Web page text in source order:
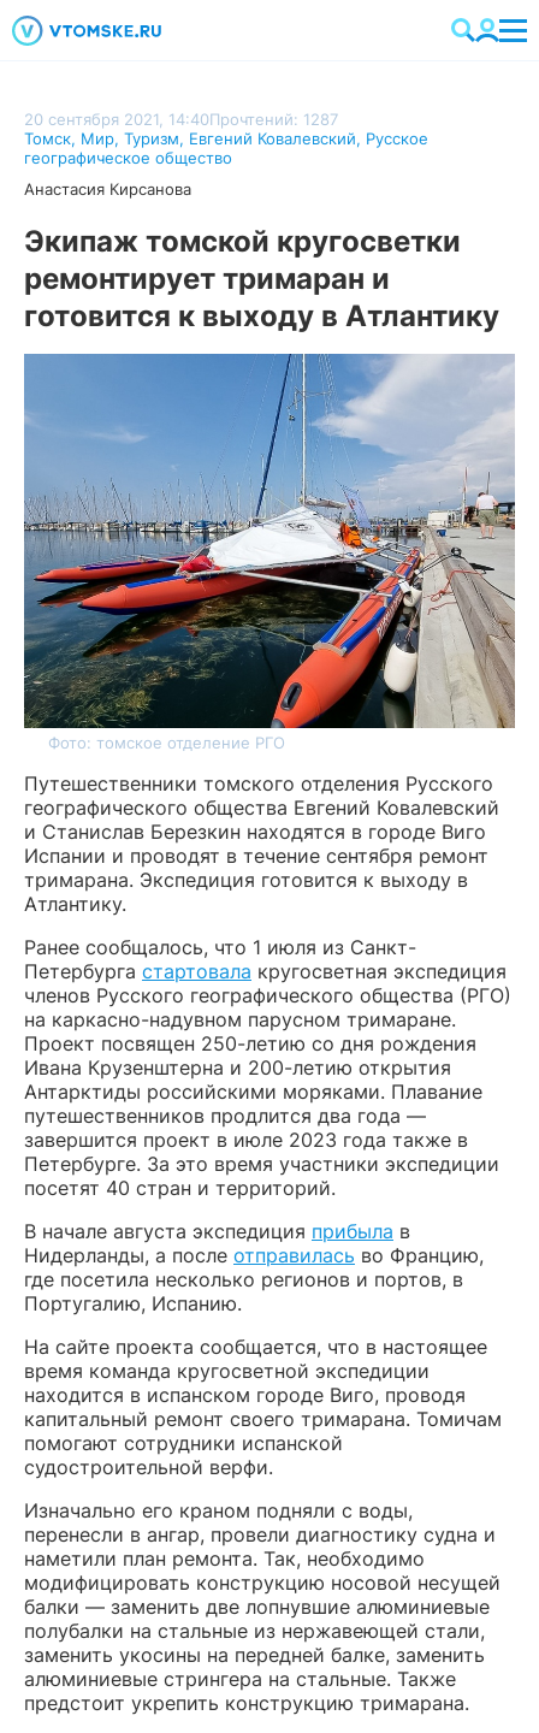
20 сентября 2021, 14:40Прочтений: 1287
Томск, Мир, Туризм, Евгений Ковалевский, Русское
географическое общество
Анастасия Кирсанова
Экипаж томской кругосветки
ремонтирует тримаран и
готовится к выходу в Атлантику
Фото: томское отделение РГО
Путешественники томского отделения Русского
географического общества Евгений Ковалевский
и Станислав Березкин находятся в городе Виго
Испании и проводят в течение сентября ремонт
тримарана. Экспедиция готовится к выходу в
Атлантику.
Ранее сообщалось, что 1 июля из Санкт-
Петербурга стартовала кругосветная экспедиция
членов Русского географического общества (РГО)
на каркасно-надувном парусном тримаране.
Проект посвящен 250-летию со дня рождения
Ивана Крузенштерна и 200-летию открытия
Антарктиды российскими моряками. Плавание
путешественников продлится два года —
завершится проект в июле 2023 года также в
Петербурге. За это время участники экспедиции
посетят 40 стран и территорий.
В начале августа экспедиция прибыла в
Нидерланды, а после отправилась во Францию,
где посетила несколько регионов и портов, в
Португалию, Испанию.
На сайте проекта сообщается, что в настоящее
время команда кругосветной экспедиции
находится в испанском городе Виго, проводя
капитальный ремонт своего тримарана. Томичам
помогают сотрудники испанской
судостроительной верфи.
Изначально его краном подняли с воды,
перенесли в ангар, провели диагностику судна и
наметили план ремонта. Так, необходимо
модифицировать конструкцию носовой несущей
балки — заменить две лопнувшие алюминиевые
полубалки на стальные из нержавеющей стали,
заменить укосины на передней балке, заменить
алюминиевые стрингера на стальные. Также
предстоит укрепить конструкцию тримарана.